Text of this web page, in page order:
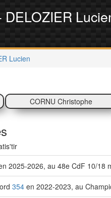
DELOZIER
Lucien
CORNU Christophe
2025-2026, au 48e CdF 10/18
354 en 2022-2023, au